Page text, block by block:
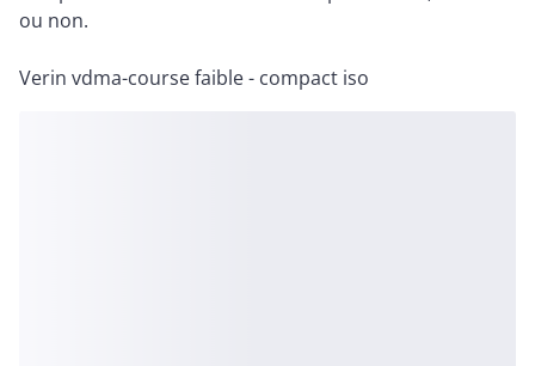
ou non.
Verin vdma-course faible - compact iso